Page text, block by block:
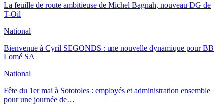
La feuille de route ambitieuse de Michel Bagnah, nouveau DG de
T-Oil
National
Bienvenue à Cyril SEGONDS : une nouvelle dynamique pour BB
Lomé SA
National
Fête du 1er mai à Sototoles : employés et administration ensemble
pour une journée de…